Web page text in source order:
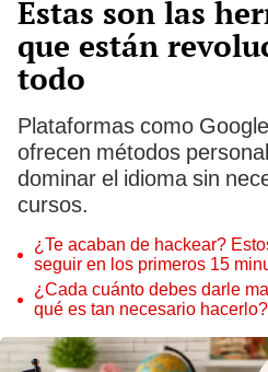
Estas son las
que están
todo
Plataformas como
ofrecen métodos
dominar el idioma sin
cursos.
¿Te acaban de hackear?
seguir en los primeros 15
¿Cada cuánto debes darle
qué es tan necesario hacerlo?